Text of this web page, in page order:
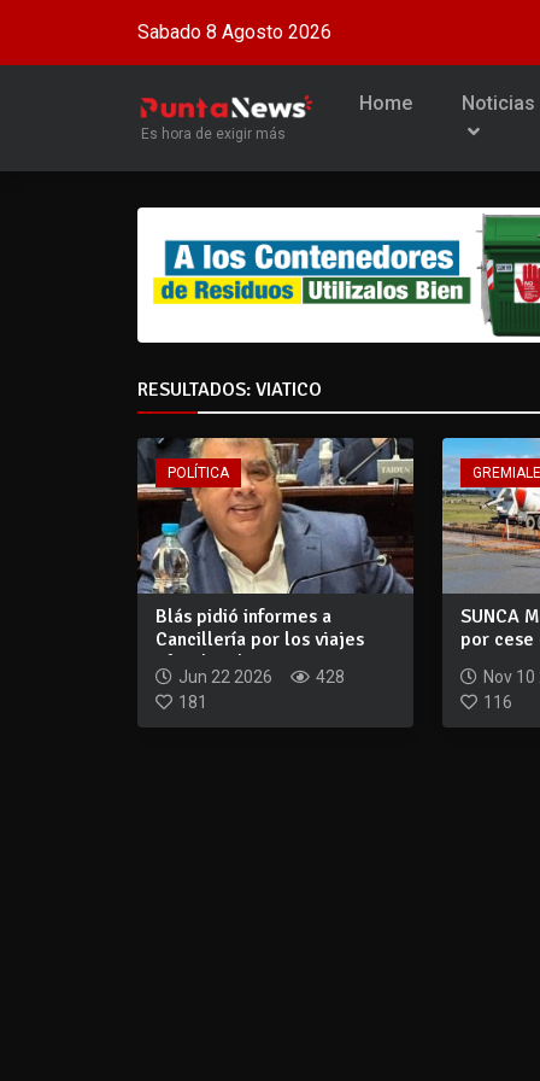
Sabado 8 Agosto 2026
Es hora de exigir más
Home Noticias
RESULTADOS: VIATICO
POLÍTICA
Blás pidió informes a
Cancillería por los viajes
oficiales d...
Jun 22 2026
428
181
SUNCA
por cese
Nov 10
116